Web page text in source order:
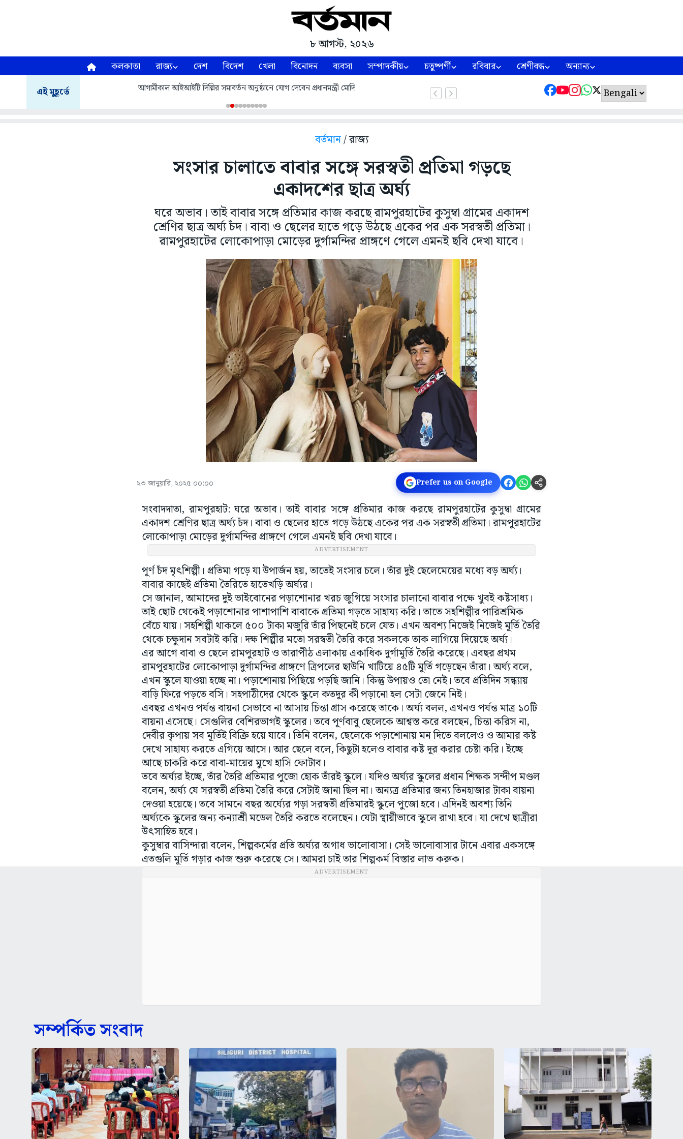
৮ আগস্ট, ২০২৬
কলকাতা রাজ্য দেশ বিদেশ খেলা বিনোদন ব্যবসা সম্পাদকীয় চতুষ্পর্ণী রবিবার শ্রেণীবদ্ধ অন্যান্য
এই মুহূর্তে আগামীকাল আইআইটি দিল্লির সমাবর্তন অনুষ্ঠানে যোগ দেবেন প্রধানমন্ত্রী মোদি
বর্তমান/ রাজ্য
সংসার চালাতে বাবার সঙ্গে সরস্বতী প্রতিমা গড়ছে
একাদশের ছাত্র অর্ঘ্য
ঘরে অভাব। তাই বাবার সঙ্গে প্রতিমার কাজ করছে রামপুরহাটের কুসুম্বা গ্রামের একাদশ
শ্রেণির ছাত্র অর্ঘ্য চঁদ। বাবা ও ছেলের হাতে গড়ে উঠছে একের পর এক সরস্বতী প্রতিমা।
রামপুরহাটের লোকোপাড়া মোড়ের দুর্গামন্দির প্রাঙ্গণে গেলে এমনই ছবি দেখা যাবে।
২৩ জানুয়ারি, ২০২৫ ০০:০০ Prefer us on Google
সংবাদদাতা, রামপুরহাট: ঘরে অভাব। তাই বাবার সঙ্গে প্রতিমার কাজ করছে রামপুরহাটের কুসুম্বা গ্রামের
একাদশ শ্রেণির ছাত্র অর্ঘ্য চঁদ। বাবা ও ছেলের হাতে গড়ে উঠছে একের পর এক সরস্বতী প্রতিমা। রামপুরহাটের
লোকোপাড়া মোড়ের দুর্গামন্দির প্রাঙ্গণে গেলে এমনই ছবি দেখা যাবে।
ADVERTISEMENT
পূর্ণ চঁদ মৃৎশিল্পী। প্রতিমা গড়ে যা উপার্জন হয়, তাতেই সংসার চলে। তাঁর দুই ছেলেমেয়ের মধ্যে বড় অর্ঘ্য।
বাবার কাছেই প্রতিমা তৈরিতে হাতেখড়ি অর্ঘ্যর।
সে জানাল, আমাদের দুই ভাইবোনের পড়াশোনার খরচ জুগিয়ে সংসার চালানো বাবার পক্ষে খুবই কষ্টসাধ্য।
তাই ছোট থেকেই পড়াশোনার পাশাপাশি বাবাকে প্রতিমা গড়তে সাহায্য করি। তাতে সহশিল্পীর পারিশ্রমিক
বেঁচে যায়। সহশিল্পী থাকলে ৫০০ টাকা মজুরি তাঁর পিছনেই চলে যেত। এখন অবশ্য নিজেই নিজেই মূর্তি তৈরি
থেকে চক্ষুদান সবটাই করি। দক্ষ শিল্পীর মতো সরস্বতী তৈরি করে সকলকে তাক লাগিয়ে দিয়েছে অর্ঘ্য।
এর আগে বাবা ও ছেলে রামপুরহাট ও তারাপীঠ এলাকায় একাধিক দুর্গামূর্তি তৈরি করেছে। এবছর প্রথম
রামপুরহাটের লোকোপাড়া দুর্গামন্দির প্রাঙ্গণে ত্রিপলের ছাউনি খাটিয়ে ৪৫টি মূর্তি গড়েছেন তাঁরা। অর্ঘ্য বলে,
এখন স্কুলে যাওয়া হচ্ছে না। পড়াশোনায় পিছিয়ে পড়ছি জানি। কিন্তু উপায়ও তো নেই। তবে প্রতিদিন সন্ধ্যায়
বাড়ি ফিরে পড়তে বসি। সহপাঠীদের থেকে স্কুলে কতদূর কী পড়ানো হল সেটা জেনে নিই।
এবছর এখনও পর্যন্ত বায়না সেভাবে না আসায় চিন্তা গ্রাস করেছে তাকে। অর্ঘ্য বলল, এখনও পর্যন্ত মাত্র ১০টি
বায়না এসেছে। সেগুলির বেশিরভাগই স্কুলের। তবে পূর্ণবাবু ছেলেকে আশ্বস্ত করে বলছেন, চিন্তা করিস না,
দেবীর কৃপায় সব মূর্তিই বিক্রি হয়ে যাবে। তিনি বলেন, ছেলেকে পড়াশোনায় মন দিতে বললেও ও আমার কষ্ট
দেখে সাহায্য করতে এগিয়ে আসে। আর ছেলে বলে, কিছুটা হলেও বাবার কষ্ট দূর করার চেষ্টা করি। ইচ্ছে
আছে চাকরি করে বাবা-মায়ের মুখে হাসি ফোটাব।
তবে অর্ঘ্যর ইচ্ছে, তাঁর তৈরি প্রতিমার পুজো হোক তাঁরই স্কুলে। যদিও অর্ঘ্যর স্কুলের প্রধান শিক্ষক সন্দীপ মণ্ডল
বলেন, অর্ঘ্য যে সরস্বতী প্রতিমা তৈরি করে সেটাই জানা ছিল না। অন্যত্র প্রতিমার জন্য তিনহাজার টাকা বায়না
দেওয়া হয়েছে। তবে সামনে বছর অর্ঘ্যের গড়া সরস্বতী প্রতিমারই স্কুলে পুজো হবে। এদিনই অবশ্য তিনি
অর্ঘ্যকে স্কুলের জন্য কন্যাশ্রী মডেল তৈরি করতে বলেছেন। যেটা স্থায়ীভাবে স্কুলে রাখা হবে। যা দেখে ছাত্রীরা
উৎসাহিত হবে।
কুসুম্বার বাসিন্দারা বলেন, শিল্পকর্মের প্রতি অর্ঘ্যর অগাধ ভালোবাসা। সেই ভালোবাসার টানে এবার একসঙ্গে
এতগুলি মূর্তি গড়ার কাজ শুরু করেছে সে। আমরা চাই তার শিল্পকর্ম বিস্তার লাভ করুক।
ADVERTISEMENT
সম্পর্কিত সংবাদ